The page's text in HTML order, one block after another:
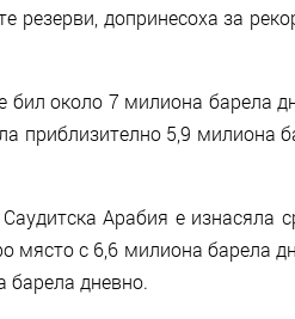
резерви, допринесоха за
бил около 7 милиона барела
приблизително 5,9 милиона
Арабия е изнасяла
място с 6,6 милиона барела
барела дневно.